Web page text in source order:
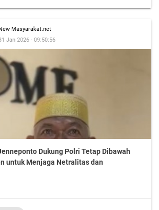
Masyarakat.net
Jan 2026 - 09:50:56
Dukung Polri Tetap Dibawah
untuk Menjaga Netralitas dan